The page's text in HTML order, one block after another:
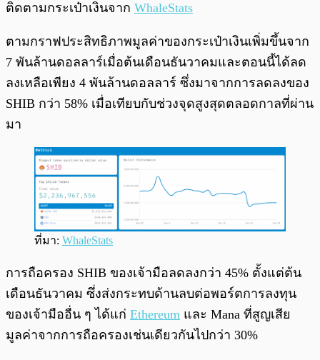
ติดตามกระเป๋าเงินจาก WhaleStats
ตามกราฟประสิทธิภาพมูลค่าของกระเป๋าเงินเพิ่มขึ้นจาก
7 พันล้านดอลลาร์เมื่อต้นเดือนธันวาคมและตอนนี้ได้ลด
ลงเหลือเพียง 4 พันล้านดอลลาร์ ซึ่งมาจากการลดลงของ
SHIB กว่า 58% เมื่อเทียบกับช่วงจุดสูงสุดตลอดกาลที่ผ่าน
มา
ที่มา: WhaleStats
การถือครอง SHIB ของเจ้ามือลดลงกว่า 45% ตั้งแต่ต้น
เดือนธันวาคม ซึ่งส่งกระทบด้านลบต่อพอร์ตการลงทุน
ของเจ้ามืออื่น ๆ ได้แก่ Ethereum และ Mana ที่สูญเสีย
มูลค่าจากการถือครองเช่นเดียวกันไปกว่า 30%